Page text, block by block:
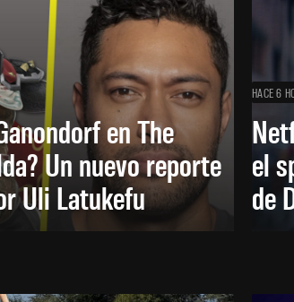
en The
Un nuevo reporte
Uli Latukefu
HACE 6
el
de